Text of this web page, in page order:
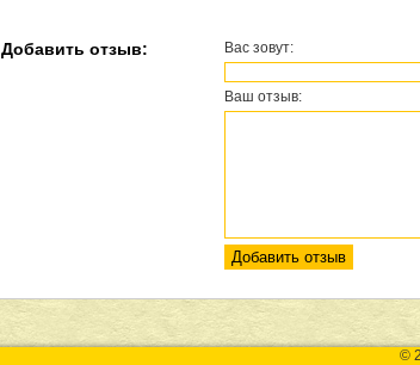
Добавить отзыв: Вас зовут:
Ваш отзыв:
©